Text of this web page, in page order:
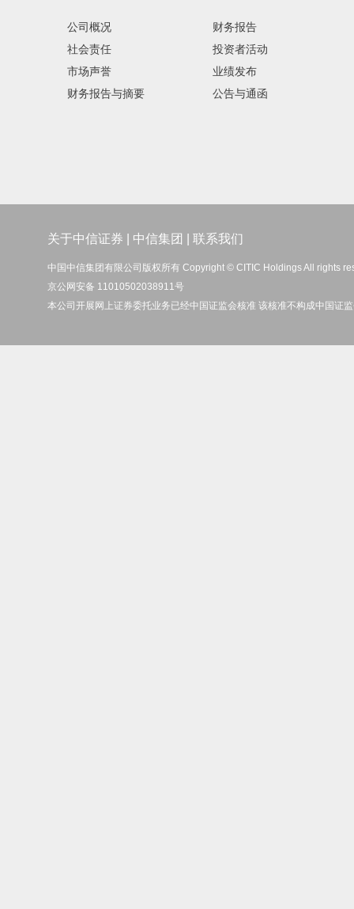
公司概况
社会责任
市场声誉
财务报告与摘要
财务报告
投资者活动
业绩发布
公告与通函
关于中信证券 中信集团 联系我们
中国中信集团有限公司版权所有 Copyright © CITIC Holdings All rights
京公网安备 11010502038911号
本公司开展网上证券委托业务已经中国证监会核准 该核准不构成中国证